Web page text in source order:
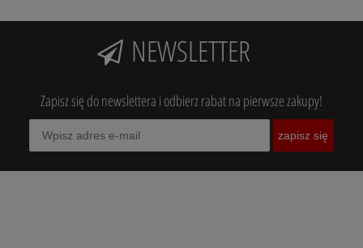
NEWSLETTER
Zapisz się do newslettera i odbierz rabat na pierwsze zakupy!
zapisz się